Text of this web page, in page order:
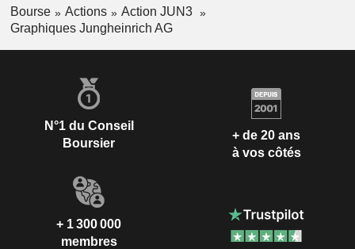
Bourse Actions
Action JUN3
Graphiques Jungheinrich AG
N°1 du Conseil
Boursier
+ de 20 ans
à vos côtés
+ 1 300 000
membres